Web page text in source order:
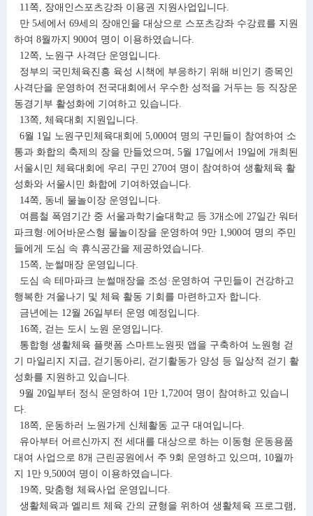
11쪽, 장애인스포츠강좌 이용권 지원사업입니다.
만 5세에서 69세의 장애인을 대상으로 스포츠강좌 수강료를 지원
하여 8월까지 900여 명이 이용하였습니다.
12쪽, 노원구 사격단 운영입니다.
정부의 국민체육진흥 육성 시책에 부응하기 위해 비인기 종목인
사격단을 운영하여 전국대회에서 우수한 성적을 거두는 등 직장운
동경기부 활성화에 기여하고 있습니다.
13쪽, 체육대회 지원입니다.
6월 1일 노원구민체육대회에 5,000여 명의 구민들이 참여하여 소
통과 화합의 축제의 장을 만들었으며, 5월 17일에서 19일에 개최된
서울시민 체육대회에 우리 구민 270여 명이 참여하여 생활체육 활
성화와 서울시민 화합에 기여하였습니다.
14쪽, 동네 물놀이장 운영입니다.
여름철 폭염기간 중 서울과학기술대학교 등 3개소에 27일간 워터
파크형·에어바운스형 물놀이장을 운영하여 9만 1,900여 명의 주민
들에게 도심 속 휴식공간을 제공하였습니다.
15쪽, 눈썰매장 운영입니다.
도심 속 테마파크 눈썰매장을 조성·운영하여 구민들이 건강하고
행복한 겨울나기 및 체육 활동 기회를 마련하고자 합니다.
금년에는 12월 26일부터 운영 예정입니다.
16쪽, 걷는 도시 노원 운영입니다.
통합형 생활체육 플랫폼 스마트노원핏 앱을 구축하여 노원형 걷
기 마일리지 지급, 걷기동아리, 걷기활동가 양성 등 일상적 걷기 활
성화를 지원하고 있습니다.
9월 20일부터 정식 운영하여 1만 1,720여 명이 참여하고 있습니
다.
18쪽, 운동하러 노원가게 신체활동 교구 대여입니다.
유아부터 어르신까지 전 세대를 대상으로 하는 이동형 운동용품
대여 사업으로 8개 근린공원에서 주 9회 운영하고 있으며, 10월까
지 1만 9,500여 명이 이용하였습니다.
19쪽, 맞춤형 체육사업 운영입니다.
생활체육과 엘리트 체육 간의 균형을 위하여 생활체육 프로그램,